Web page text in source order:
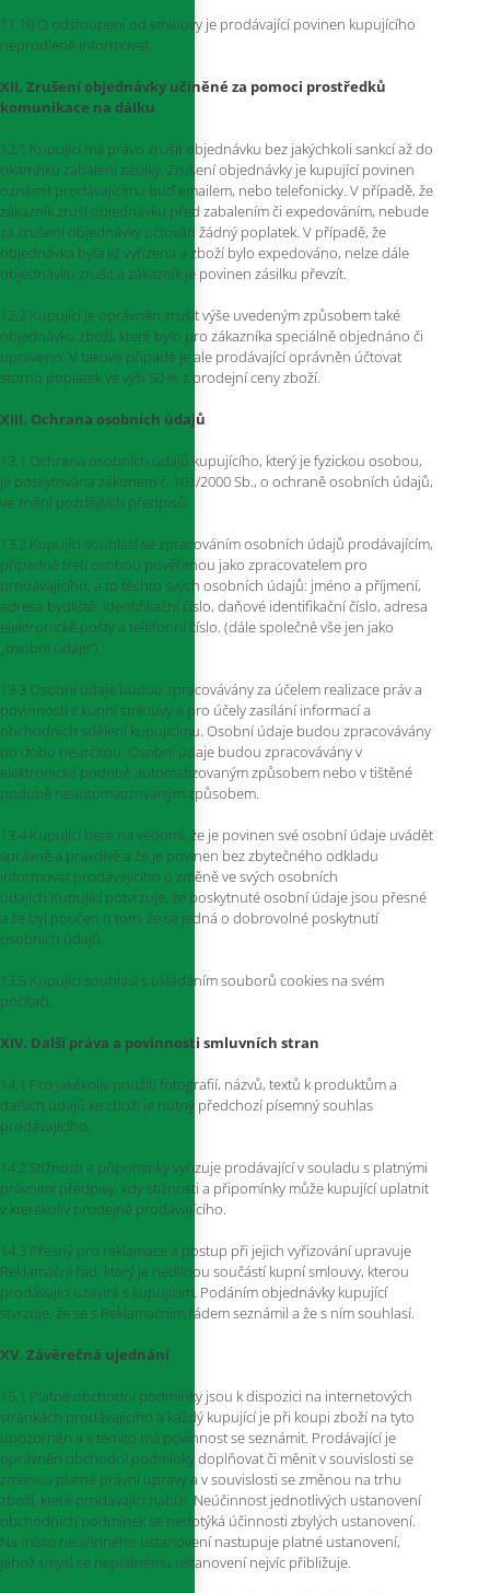
11.10 O odstoupení od smlouvy je prodávající povinen kupujícího
neprodleně informovat.
XII. Zrušení objednávky učiněné za pomoci prostředků
komunikace na dálku
12.1 Kupující má právo zrušit objednávku bez jakýchkoli sankcí až do
okamžiku zabalení zásilky. Zrušení objednávky je kupující povinen
oznámit prodávajícímu buď emailem, nebo telefonicky. V případě, že
zákazník zruší objednávku před zabalením či expedováním, nebude
za zrušení objednávky účtován žádný poplatek. V případě, že
objednávka byla již vyřízena a zboží bylo expedováno, nelze dále
objednávku zrušit a zákazník je povinen zásilku převzít.
12.2 Kupující je oprávněn zrušit výše uvedeným způsobem také
objednávku zboží, které bylo pro zákazníka speciálně objednáno či
upraveno. V takové případě je ale prodávající oprávněn účtovat
storno poplatek ve výši 50 % z prodejní ceny zboží.
XIII. Ochrana osobních údajů
13.1 Ochrana osobních údajů kupujícího, který je fyzickou osobou,
je poskytována zákonem č. 101/2000 Sb., o ochraně osobních údajů,
ve znění pozdějších předpisů.
13.2 Kupující souhlasí se zpracováním osobních údajů prodávajícím,
případně třetí osobou pověřenou jako zpracovatelem pro
prodávajícího, a to těchto svých osobních údajů: jméno a příjmení,
adresa bydliště, identifikační číslo, daňové identifikační číslo, adresa
elektronické pošty a telefonní číslo. (dále společně vše jen jako
„osobní údaje“).
13.3 Osobní údaje budou zpracovávány za účelem realizace práv a
povinností z kupní smlouvy a pro účely zasílání informací a
obchodních sdělení kupujícímu. Osobní údaje budou zpracovávány
po dobu neurčitou. Osobní údaje budou zpracovávány v
elektronické podobě automatizovaným způsobem nebo v tištěné
podobě neautomatizovaným způsobem.
13.4 Kupující bere na vědomí, že je povinen své osobní údaje uvádět
správně a pravdivě a že je povinen bez zbytečného odkladu
informovat prodávajícího o změně ve svých osobních
údajích.Kupující potvrzuje, že poskytnuté osobní údaje jsou přesné
a že byl poučen o tom, že se jedná o dobrovolné poskytnutí
osobních údajů.
13.5 Kupující souhlasí s ukládáním souborů cookies na svém
počítači.
XIV. Další práva a povinnosti smluvních stran
14.1 Pro jakékoliv použití fotografií, názvů, textů k produktům a
dalších údajů ke zboží je nutný předchozí písemný souhlas
prodávajícího.
14.2 Stížnosti a připomínky vyřizuje prodávající v souladu s platnými
právními předpisy, kdy stížnosti a připomínky může kupující uplatnit
v kterékoliv prodejně prodávajícího.
14.3 Přesný pro reklamace a postup při jejich vyřizování upravuje
Reklamační řád, který je nedílnou součástí kupní smlouvy, kterou
prodávající uzavírá s kupujícím. Podáním objednávky kupující
stvrzuje, že se s Reklamačním řádem seznámil a že s ním souhlasí.
XV. Závěrečná ujednání
15.1 Platné obchodní podmínky jsou k dispozici na internetových
stránkách prodávajícího a každý kupující je při koupi zboží na tyto
upozorněn a s těmito má povinnost se seznámit. Prodávající je
oprávněn obchodní podmínky doplňovat či měnit v souvislosti se
změnou platné právní úpravy a v souvislosti se změnou na trhu
zboží, které prodávající nabízí. Neúčinnost jednotlivých ustanovení
obchodních podmínek se nedotýká účinnosti zbylých ustanovení.
Na místo neúčinného ustanovení nastupuje platné ustanovení,
jehož smysl se neplatnému ustanovení nejvíc přibližuje.